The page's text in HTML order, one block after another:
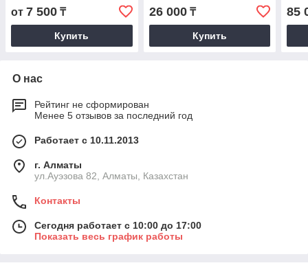
от 7 500 ₸
Купить
26 000₸
Купить
85
О нас
Рейтинг не сформирован
Менее 5 отзывов за последний год
Работает с 10.11.2013
г. Алматы
ул.Ауэзова 82, Алматы, Казахстан
Контакты
Сегодня работает с 10:00 до 17:00
Показать весь график работы